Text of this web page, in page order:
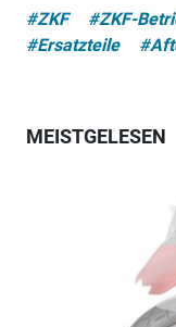
#ZKF #ZKF-
#Ersatzteile
MEISTGELESEN